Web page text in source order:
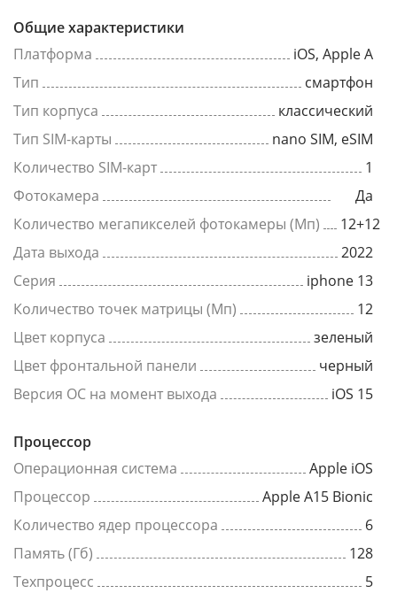
Общие характеристики
Платформа
iOS, Apple A
Тип
смартфон
Тип корпуса
классический
Тип SIM-карты
nano SIM, eSIM
Количество SIM-карт
1
Фотокамера
Да
Количество мегапикселей фотокамеры (Мп)
12+12
Дата выхода
2022
Серия
iphone 13
Количество точек матрицы (Мп)
12
Цвет корпуса
зеленый
Цвет фронтальной панели
черный
Версия ОС на момент выхода
iOS 15
Процессор
Операционная система
Apple iOS
Процессор
Apple A15 Bionic
Количество ядер процессора
6
Память (Гб)
128
Техпроцесс
5